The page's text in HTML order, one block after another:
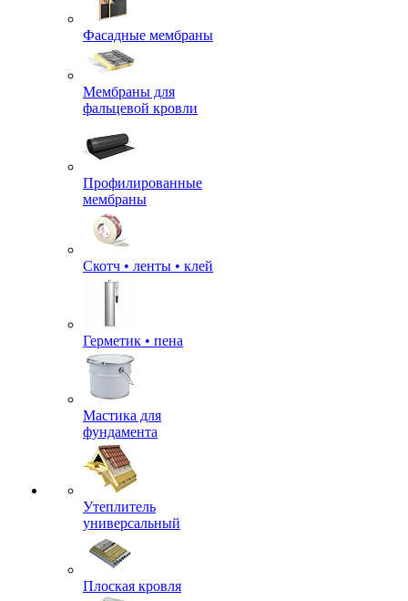
Фасадные мембраны
Мембраны для
фальцевой кровли
Профилированные
мембраны
Скотч • ленты • клей
Герметик • пена
Мастика для
фундамента
Утеплитель
универсальный
Плоская кровля